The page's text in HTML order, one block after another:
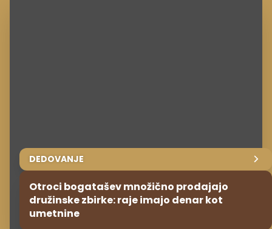
DEDOVANJE
Otroci bogatašev množično prodajajo
družinske zbirke: raje imajo denar kot
umetnine